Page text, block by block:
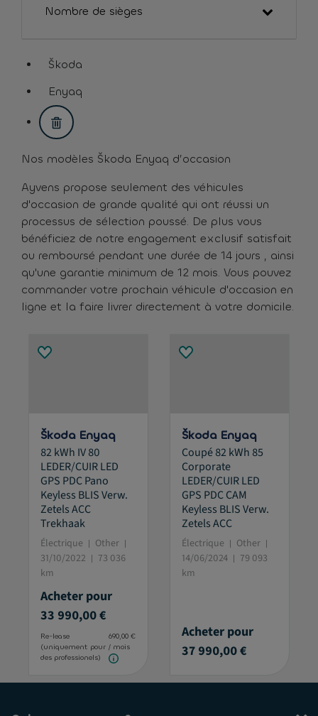
Nombre de sièges
Škoda
Enyaq
assistive.text.remove.filter.button
Nos modèles Škoda Enyaq d’occasion
Ayvens propose seulement des véhicules
d'occasion de grande qualité qui ont réussi un
processus de sélection poussé. De plus vous
bénéficiez de notre engagement exclusif satisfait
ou remboursé pendant une durée de 14 jours , ainsi
qu'une garantie minimum de 12 mois. Vous pouvez
commander votre prochain véhicule d'occasion en
ligne et la faire livrer directement à votre domicile.
Škoda Enyaq
82 kWh IV 80
LEDER/CUIR LED
GPS PDC Pano
Keyless BLIS Verw.
Zetels ACC
Trekhaak
Électrique
Other
31/10/2022
73 036
km
Acheter pour
33 990,00 €
Re-lease
(uniquement pour
des professionels)
690,00 €
/ mois
Škoda Enyaq
Coupé 82 kWh 85
Corporate
LEDER/CUIR LED
GPS PDC CAM
Keyless BLIS Verw.
Zetels ACC
Électrique
Other
14/06/2024
79 093
km
Acheter pour
37 990,00 €